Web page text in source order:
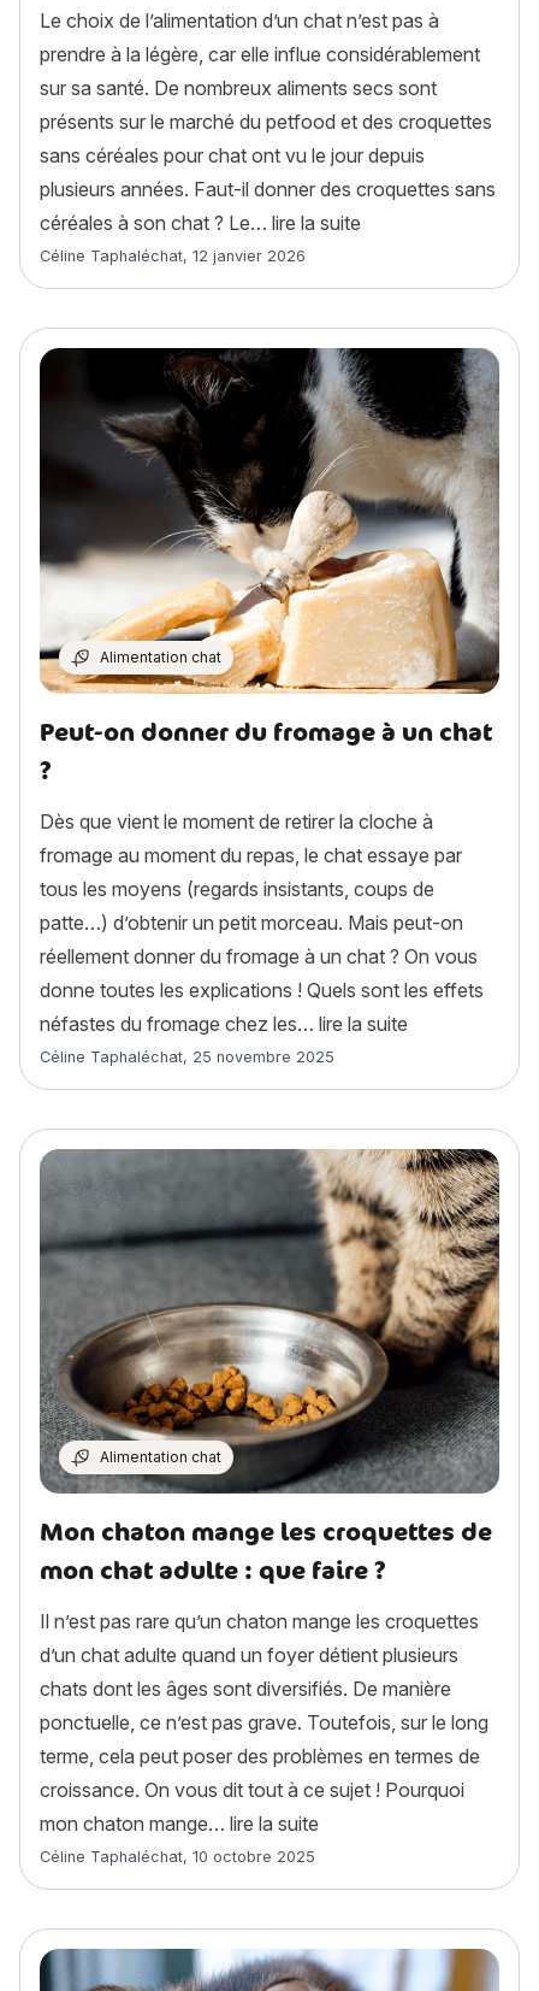
Le choix de l’alimentation d’un chat n’est pas à
prendre à la légère, car elle influe considérablement
sur sa santé. De nombreux aliments secs sont
présents sur le marché du petfood et des croquettes
sans céréales pour chat ont vu le jour depuis
plusieurs années. Faut-il donner des croquettes sans
céréales à son chat ? Le… lire la suite
Article rédigé par
Céline Taphaléchat, 12 janvier 2026
Alimentation chat
Peut-on donner du fromage à un chat
?
Dès que vient le moment de retirer la cloche à
fromage au moment du repas, le chat essaye par
tous les moyens (regards insistants, coups de
patte…) d’obtenir un petit morceau. Mais peut-on
réellement donner du fromage à un chat ? On vous
donne toutes les explications ! Quels sont les effets
néfastes du fromage chez les… lire la suite
Article rédigé par
Céline Taphaléchat, 25 novembre 2025
Alimentation chat
Mon chaton mange les croquettes de
mon chat adulte : que faire ?
Il n’est pas rare qu’un chaton mange les croquettes
d’un chat adulte quand un foyer détient plusieurs
chats dont les âges sont diversifiés. De manière
ponctuelle, ce n’est pas grave. Toutefois, sur le long
terme, cela peut poser des problèmes en termes de
croissance. On vous dit tout à ce sujet ! Pourquoi
mon chaton mange… lire la suite
Article rédigé par
Céline Taphaléchat, 10 octobre 2025